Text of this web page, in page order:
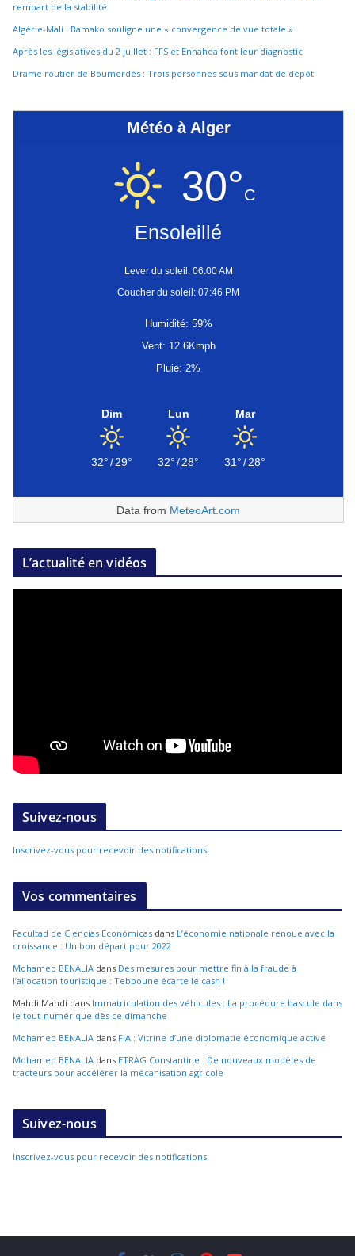
rempart de la stabilité
Algérie-Mali : Bamako souligne une « convergence de vue totale »
Après les législatives du 2 juillet : FFS et Ennahda font leur diagnostic
Drame routier de Boumerdès : Trois personnes sous mandat de dépôt
Météo à Alger
30°C
Ensoleillé
Lever du soleil: 06:00 AM
Coucher du soleil: 07:46 PM
Humidité: 59%
Vent: 12.6Kmph
Pluie: 2%
Dim
32°/29°
Lun
32°/28°
Mar
31°/28°
Data from MeteoArt.com
L’actualité en vidéos
Suivez-nous
Inscrivez-vous pour recevoir des notifications
Vos commentaires
Facultad de Ciencias Económicas dans L’économie nationale renoue avec la
croissance : Un bon départ pour 2022
Mohamed BENALIA dans Des mesures pour mettre fin à la fraude à
l’allocation touristique : Tebboune écarte le cash !
Mahdi Mahdi dans Immatriculation des véhicules : La procédure bascule dans
le tout-numérique dès ce dimanche
Mohamed BENALIA dans FIA : Vitrine d’une diplomatie économique active
Mohamed BENALIA dans ETRAG Constantine : De nouveaux modèles de
tracteurs pour accélérer la mécanisation agricole
Suivez-nous
Inscrivez-vous pour recevoir des notifications